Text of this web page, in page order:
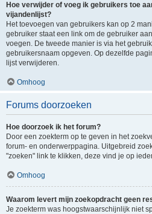
Hoe verwijder of voeg ik gebruikers toe
vijandenlijst?
Het toevoegen van gebruikers kan op 2
gebruiker staat een link om de gebruiker
voegen. De tweede manier is via het
gebruikersnaam opgeven. Op dezelfde
lijst verwijderen.
Omhoog
Forums doorzoeken
Hoe doorzoek ik het forum?
Door een zoekterm op te geven in het
forum- en onderwerppagina. Uitgebreid
"zoeken" link te klikken, deze vind je op
Omhoog
Waarom levert mijn zoekopdracht geen
Je zoekterm was hoogstwaarschijnlijk niet